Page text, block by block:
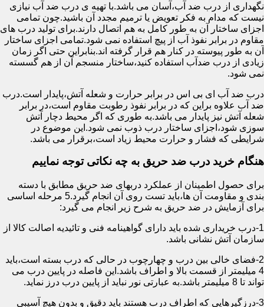
نگهداری از درب ضد آب،آسان می باشد.با تهیه ی درب ضد آب نیازی
نیست که مدام به فکر تعویض یا ترمیم مجدد آن باشید.چون تمامی
اجزای ساختار آن به طور کامل به هم اتصال دارند.برای تولید درب های
مقاوم در برابر نفوذ آب از پیچ استفاده نمی شود.تمامی اجزای ساختار
آن به طور پیوسته در کنار هم قرار گرفته اند.بنابراین حتی اگر زمان
زیادی از درب ضدآب استفاده کنید،ساختار منسجم آن از هم گسسته
نمی شود.
درب ضد آب ای بی اس در برابر حرارت و شعله آتش،پایدار است.درب
ضد آب علاوه براین که در برابر نفوذ رطوبت مقاوم است،در برابر
شعله آتش نیز پایدار می باشد.به طوری که اگر محیط دچار آتش
سوزی شود،اجزای ساختار درب ذوب نمی شود.این موضوع در
شرایطی که فشار و حرارت محیط زیاد است،برقرار می باشد.
هنگام خرید درب ضد حریق به چه نکاتی توجه نماییم
برای حصول اطمینان از عملکرد دربهای ضد حریق مطابق با دسته
بندی و مقاومت آن ها،باید تست روی آن انجام گیرد.5 مرحله اساسی
برای آزمایش در ضد حریق به شرح زیر انجام می گیرد:
1-درب خریداری شده باید دارای گواهینامه فنی و تائیدیه اصالت کالا از
سازمان آتش نشانی باشد.
2-فضای خالی بین درب و چهارچوب در حالی که درب بسته است،باید
4 میلیمتر از قسمت بالا و اطراف باشد.این فاصله در پایین درب می
تواند تا 8 میلیمتر باشد.به عبارتی نور نباید از پایین درب درز نماید.
3-درزگیرهایی که اطراف درب هستند باید دقیق و بدون هیچ آسیبی